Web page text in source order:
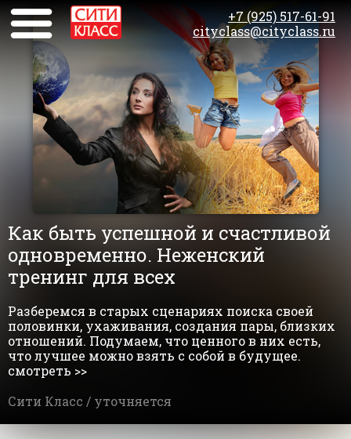
+7 (925) 517-61-91
cityclass@cityclass.ru
Как быть успешной и счастливой
одновременно. Неженский
тренинг для всех
Разберемся в старых сценариях поиска своей
половинки, ухаживания, создания пары, близких
отношений. Подумаем, что ценного в них есть,
что лучшее можно взять с собой в будущее.
смотреть >>
Сити Класс / уточняется